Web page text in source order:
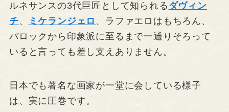
ルネサンスの3代巨匠として知られる ダヴィン
チ、 ミケランジェロ 、ラファエロはもちろん、
バロックから印象派に至るまで一通りそろって
いると言っても差し支えありません。
日本でも著名な画家が一堂に会している様子
は、実に圧巻です。